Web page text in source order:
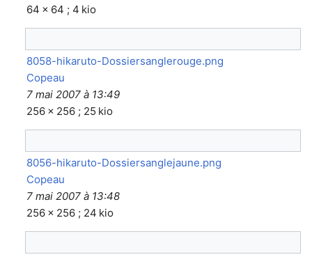
64 × 64 ; 4 kio
8058-hikaruto-Dossiersanglerouge.png
Copeau
7 mai 2007 à 13:49
256 × 256 ; 25 kio
8056-hikaruto-Dossiersanglejaune.png
Copeau
7 mai 2007 à 13:48
256 × 256 ; 24 kio